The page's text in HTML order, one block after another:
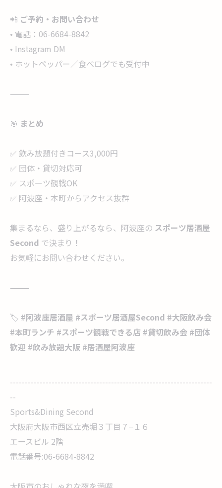
📲 ご予約・お問い合わせ
• 電話：06-6684-8842
• Instagram DM
• ホットペッパー／食べログでも受付中
⸻
🎯 まとめ
✅ 飲み放題付きコース3,000円
✅ 団体・貸切対応可
✅ スポーツ観戦OK
✅ 阿波座・本町からアクセス抜群
集まるなら、盛り上がるなら、阿波座の スポーツ居酒屋
Second で決まり！
お気軽にお問い合わせください。
⸻
🏷️ #阿波座居酒屋 #スポーツ居酒屋Second #大阪飲み会
#本町ランチ #スポーツ観戦できる店 #貸切飲み会 #団体
歓迎 #飲み放題大阪 #居酒屋阿波座
--------------------------------------------------------------------
--
Sports&Dining Second
大阪府大阪市西区立売堀３丁目７−１６
エースビル 2階
電話番号:06-6684-8842